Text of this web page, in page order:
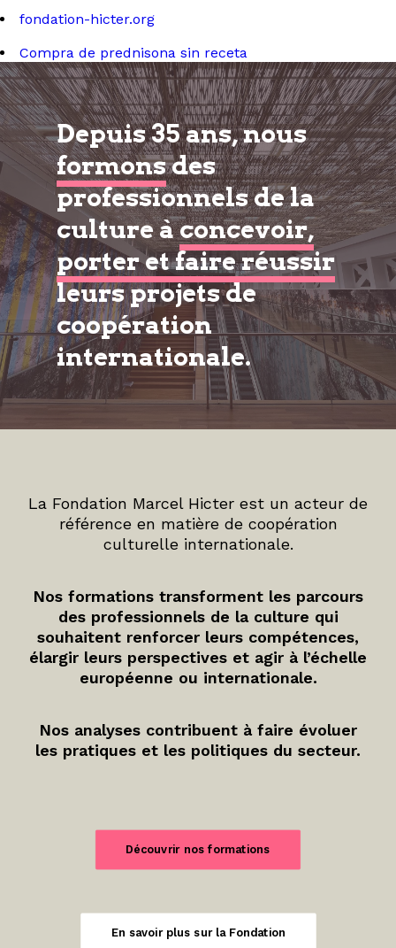
fondation-hicter.org
Compra de prednisona sin receta
Depuis 35 ans, nous
formonsdes
professionnels de la
culture àconcevoir,
porter et faire réussir
leurs projets de
coopération
internationale.
La Fondation Marcel Hicter est un acteur de
référence en matière de coopération
culturelle internationale.
Nos formations transforment les parcours
des professionnels de la culture qui
souhaitent renforcer leurs compétences,
élargir leurs perspectives et agir à l’échelle
européenne ou internationale.
Nos analyses contribuent à faire évoluer
les pratiques et les politiques du secteur.
Découvrir nos formations
En savoir plus sur la Fondation